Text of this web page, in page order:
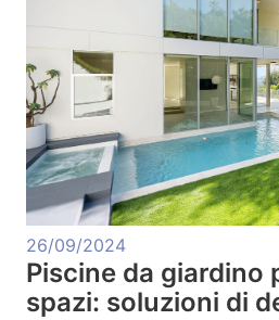
26/09/2024
Piscine da giardino
spazi: soluzioni di